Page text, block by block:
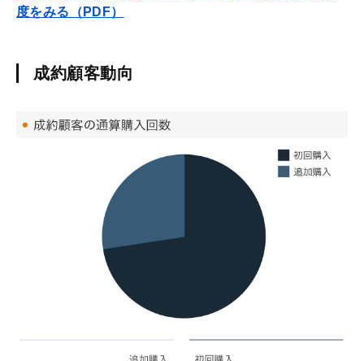
度をみる（PDF）
成約顧客動向